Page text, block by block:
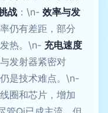
战 ：\n- 效率与发
仍有差距，部分
热。\n- 充电速度
发射器紧密对
是技术难点。\n-
圈和芯片，增加